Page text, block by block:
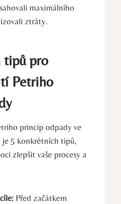
‌maximálního
ztráty.
tipů pro
Petriho
⁤princip odpady ve
je 5 ⁣konkrétních tipů,‌
‌zlepšit vaše procesy a
Před začátkem